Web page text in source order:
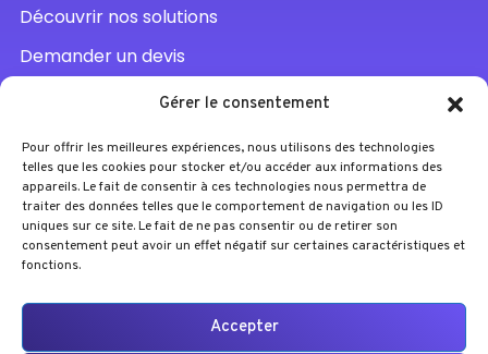
Gérer le consentement
Pour offrir les meilleures expériences, nous utilisons des technologies
telles que les cookies pour stocker et/ou accéder aux informations des
appareils. Le fait de consentir à ces technologies nous permettra de
traiter des données telles que le comportement de navigation ou les ID
uniques sur ce site. Le fait de ne pas consentir ou de retirer son
consentement peut avoir un effet négatif sur certaines caractéristiques et
fonctions.
Accepter
Découvrir nos solutions
Demander un devis
Parler à un conseiller